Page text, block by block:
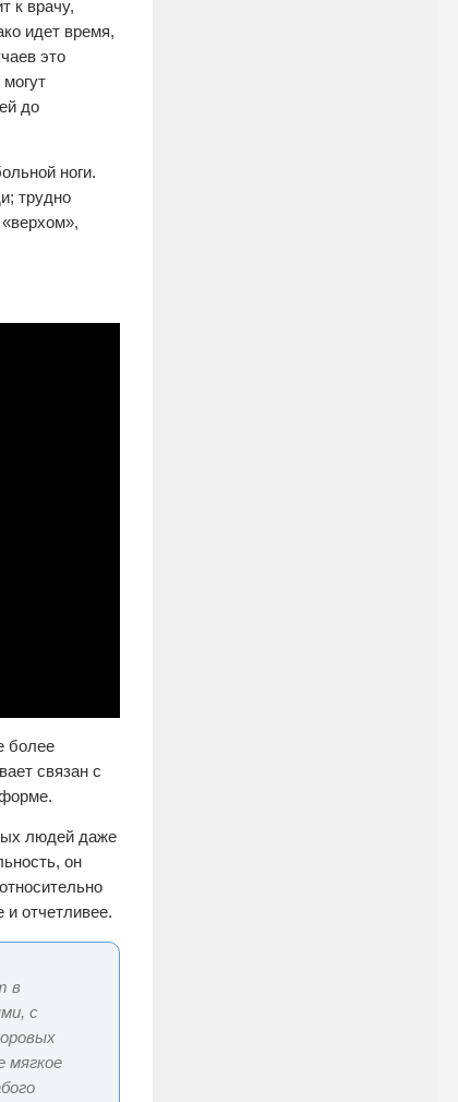
к врачу,
идет время,
это
до
ноги.
трудно
более
связан с
людей даже
он
и отчетливее.
в
с
мягкое